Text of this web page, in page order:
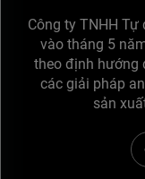
Công ty TNHH
vào tháng 5
theo định hướng
các giải pháp
sản